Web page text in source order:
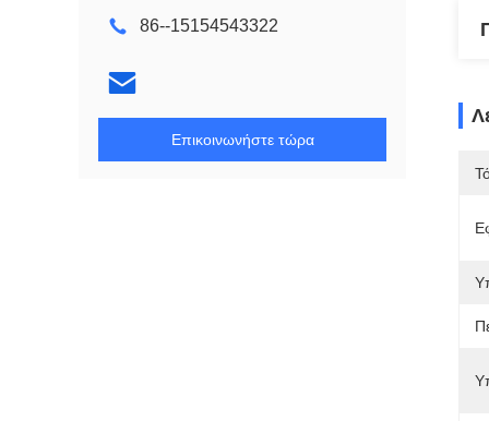
86--15154543322
Επικοινωνήστε τώρα